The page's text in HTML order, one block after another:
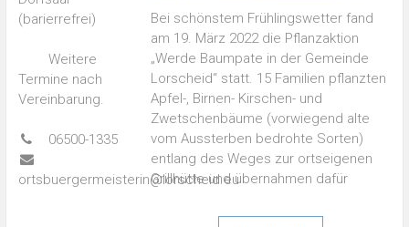
Bei schönstem Frühlingswetter fand
am 19. März 2022 die Pflanzaktion
„Werde Baumpate in der Gemeinde
Lorscheid“ statt. 15 Familien pflanzten
Apfel-, Birnen- Kirschen- und
Zwetschenbäume (vorwiegend alte
vom Aussterben bedrohte Sorten)
entlang des Weges zur ortseigenen
Grillhütte und übernahmen dafür
(barierrefrei)
Weitere
Termine nach
Vereinbarung.
06500-1335
ortsbuergermeisterin@lorscheid.eu